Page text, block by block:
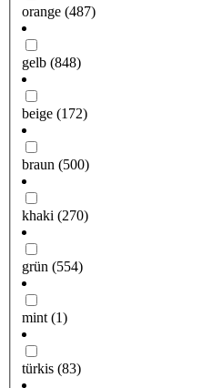
orange (487)
gelb (848)
beige (172)
braun (500)
khaki (270)
grün (554)
mint (1)
türkis (83)